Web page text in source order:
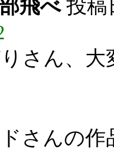
飛べ投稿
さん、
さんの